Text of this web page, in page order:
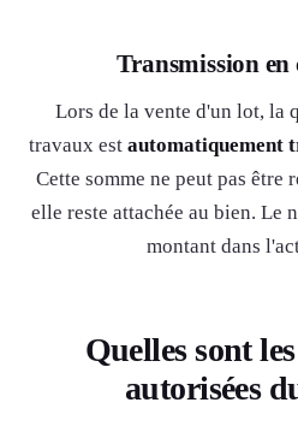
Transmission en
Lors de la vente d'un lot, la
travaux est automatiquement
Cette somme ne peut pas être
elle reste attachée au bien. Le
montant dans
Quelles sont
autorisées